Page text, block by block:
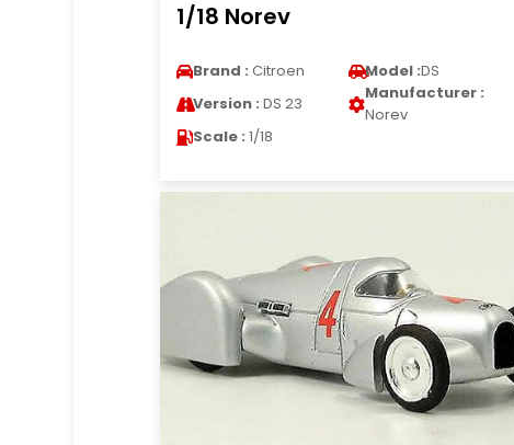
1/18 Norev
Brand : Citroen Model :DS
Version : DS 23
Manufacturer :
Norev
Scale : 1/18